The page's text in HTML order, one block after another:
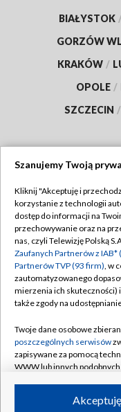
BIAŁYSTOK
GORZÓW
KRAKÓW /
OPOLE /
SZCZECIN /
Abonament TVP
Emisja w TVP
Centrum informacji
Naziemna
Rada Programowa
System NOS
Informacje o
Program dla prasy
Szanujemy Twoją
Kliknij "Akceptuję i
korzystanie z technologii
dostęp do informacji na
przechowywanie oraz na
nas, czyli Telewizję Polską
Zaufanych Partnerów z IAB*
Partnerów TVP (93 firm), w
zautomatyzowanego
mierzenia ich skuteczności)
także zgody na
Twoje dane osobowe
poszczególnych serwisów
zapisywane za pomocą
WWW lub innych
ruchu w Internecie.